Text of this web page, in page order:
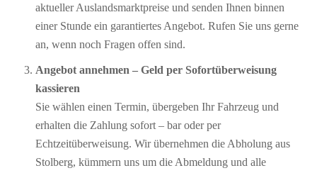
aktueller Auslandsmarktpreise und senden Ihnen binnen
einer Stunde ein garantiertes Angebot. Rufen Sie uns gerne
an, wenn noch Fragen offen sind.
Angebot annehmen – Geld per Sofort­überweisung
kassieren
Sie wählen einen Termin, übergeben Ihr Fahrzeug und
erhalten die Zahlung sofort – bar oder per
Echtzeitüberweisung. Wir übernehmen die Abholung aus
Stolberg, kümmern uns um die Abmeldung und alle